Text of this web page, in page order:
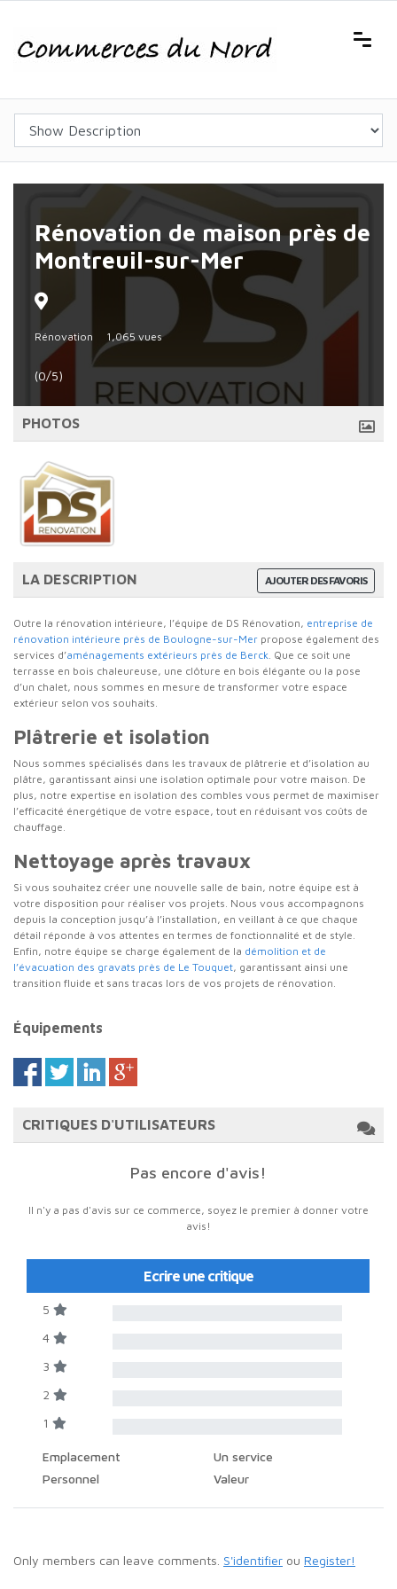
Rénovation de maison près de
Montreuil-sur-Mer
Rénovation 1,065 vues
(0/5)
PHOTOS
AJOUTER DES FAVORIS
LA DESCRIPTION
Outre la rénovation intérieure, l’équipe de DS Rénovation, entreprise de
rénovation intérieure près de Boulogne-sur-Mer propose également des
services d’aménagements extérieurs près de Berck. Que ce soit une
terrasse en bois chaleureuse, une clôture en bois élégante ou la pose
d’un chalet, nous sommes en mesure de transformer votre espace
extérieur selon vos souhaits.
Plâtrerie et isolation
Nous sommes spécialisés dans les travaux de plâtrerie et d’isolation au
plâtre, garantissant ainsi une isolation optimale pour votre maison. De
plus, notre expertise en isolation des combles vous permet de maximiser
l’efficacité énergétique de votre espace, tout en réduisant vos coûts de
chauffage.
Nettoyage après travaux
Si vous souhaitez créer une nouvelle salle de bain, notre équipe est à
votre disposition pour réaliser vos projets. Nous vous accompagnons
depuis la conception jusqu’à l’installation, en veillant à ce que chaque
détail réponde à vos attentes en termes de fonctionnalité et de style.
Enfin, notre équipe se charge également de la démolition et de
l’évacuation des gravats près de Le Touquet, garantissant ainsi une
transition fluide et sans tracas lors de vos projets de rénovation.
Équipements
CRITIQUES D'UTILISATEURS
Pas encore d'avis!
Il n'y a pas d'avis sur ce commerce, soyez le premier à donner votre
avis!
Ecrire une critique
5
4
3
2
1
Emplacement
Un service
Personnel
Valeur
Only members can leave comments. S'identifier ou Register!